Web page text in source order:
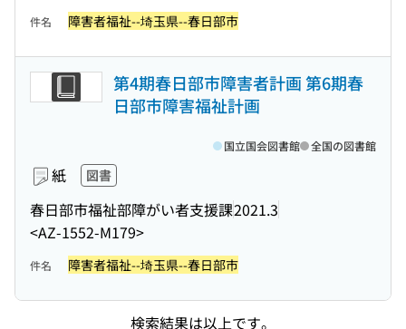
件名 障害者福祉--埼玉県--春日部市
第4期春日部市障害者計画 第6期春
日部市障害福祉計画
紙 図書
春日部市福祉部障がい者支援課2021.3
<AZ-1552-M179>
国立国会図書館 全国の図書館
件名 障害者福祉--埼玉県--春日部市
検索結果は以上です。